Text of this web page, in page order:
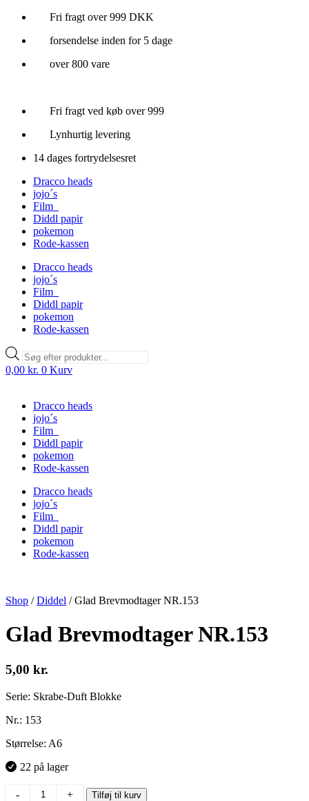
Videre
indhold
Fri fragt over 999 DKK
forsendelse inden for 5 dage
over 800 vare
Fri fragt ved køb over 999
Lynhurtig levering
14 dages fortrydelsesret
Dracco heads
jojo´s
Film
Diddl papir
pokemon
Rode-kassen
Dracco heads
jojo´s
Film
Diddl papir
pokemon
Rode-kassen
Products
search
0,00 kr. 0 Kurv
Dracco heads
jojo´s
Film
Diddl papir
pokemon
Rode-kassen
Dracco heads
jojo´s
Film
Diddl papir
pokemon
Rode-kassen
Shop /Diddel /Glad Brevmodtager NR.153
Glad Brevmodtager NR.153
5,00 kr.
Serie: Skrabe-Duft Blokke
Nr.: 153
Størrelse: A6
22 på lager
- + Tilføj til kurv